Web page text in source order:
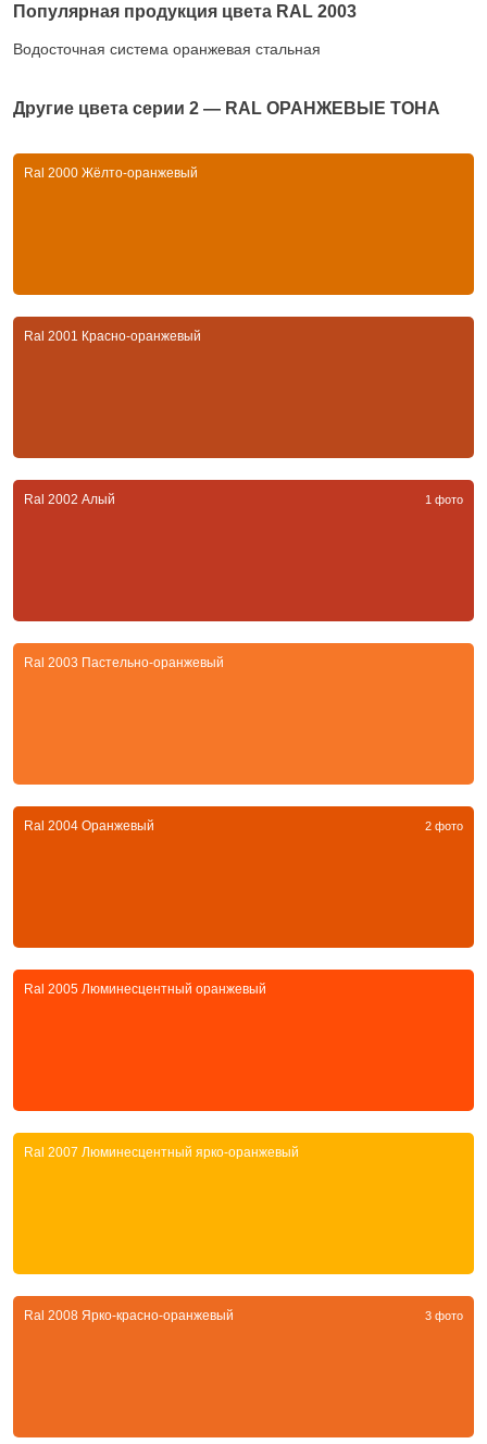
Популярная продукция цвета RAL 2003
Водосточная система оранжевая стальная
Другие цвета серии 2 — RAL ОРАНЖЕВЫЕ ТОНА
Ral 2000 Жёлто-оранжевый
Ral 2001 Красно-оранжевый
Ral 2002 Алый 1 фото
Ral 2003 Пастельно-оранжевый
Ral 2004 Оранжевый 2 фото
Ral 2005 Люминесцентный оранжевый
Ral 2007 Люминесцентный ярко-оранжевый
Ral 2008 Ярко-красно-оранжевый 3 фото